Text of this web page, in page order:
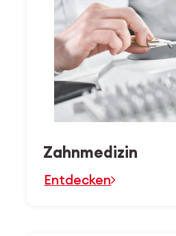
Zahnmedizin
Entdecken